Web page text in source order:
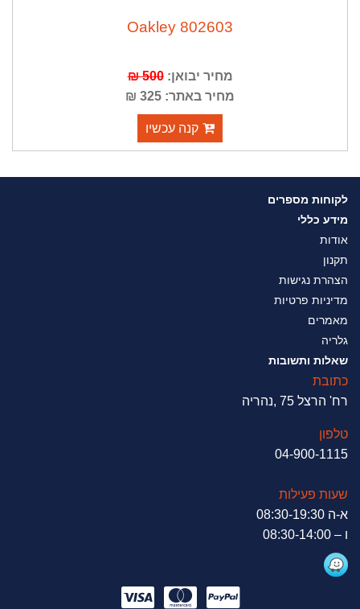
Oakley 802603
מחיר יבואן:500 ₪
מחיר באתר: 325 ₪
קנה עכשיו
לקוחות מספרים
מידע כללי
אודות
תקנון
הצהרת נגישות
מדיניות פרטיות
מאמרים
גלריה
שאלות ותשובות
כתובת
רח' הרצל 75 ,נהריה
טלפון
04-900-1115
שעות פעילות
א-ה 08:30-19:30
ו – 08:30-14:00